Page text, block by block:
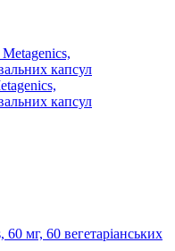
капсул